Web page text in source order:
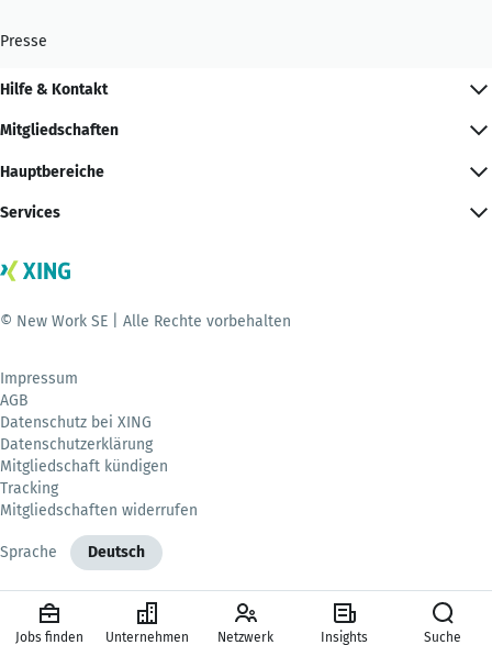
Presse
Hilfe & Kontakt
Mitgliedschaften
Hauptbereiche
Services
© New Work SE | Alle Rechte vorbehalten
Impressum
AGB
Datenschutz bei XING
Datenschutzerklärung
Mitgliedschaft kündigen
Tracking
Mitgliedschaften widerrufen
Sprache Deutsch
Jobs finden Unternehmen Netzwerk Insights Suche